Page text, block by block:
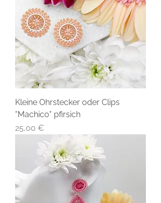
Kleine Ohrstecker oder Clips
"Machico" pfirsich
Preis
25,00 €